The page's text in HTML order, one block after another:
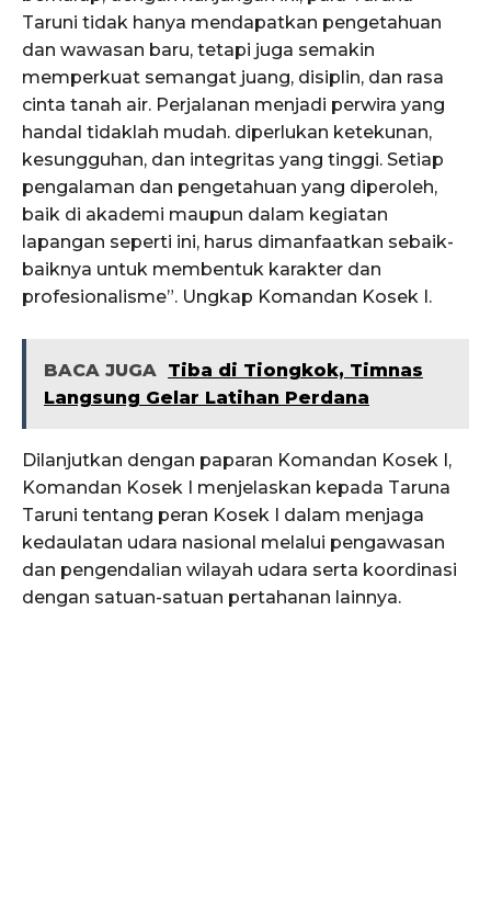
Taruni tidak hanya mendapatkan pengetahuan
dan wawasan baru, tetapi juga semakin
memperkuat semangat juang, disiplin, dan rasa
cinta tanah air. Perjalanan menjadi perwira yang
handal tidaklah mudah. diperlukan ketekunan,
kesungguhan, dan integritas yang tinggi. Setiap
pengalaman dan pengetahuan yang diperoleh,
baik di akademi maupun dalam kegiatan
lapangan seperti ini, harus dimanfaatkan sebaik-
baiknya untuk membentuk karakter dan
profesionalisme”. Ungkap Komandan Kosek I.
BACA JUGA
Tiba di Tiongkok, Timnas
Langsung Gelar Latihan Perdana
Dilanjutkan dengan paparan Komandan Kosek I,
Komandan Kosek I menjelaskan kepada Taruna
Taruni tentang peran Kosek I dalam menjaga
kedaulatan udara nasional melalui pengawasan
dan pengendalian wilayah udara serta koordinasi
dengan satuan-satuan pertahanan lainnya.